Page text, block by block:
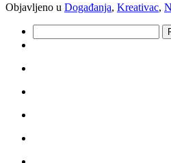
Objavljeno u Događanja, Kreativac,